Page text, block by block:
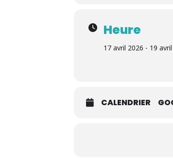
Heure
17 avril 2026 - 19
CALENDRIER